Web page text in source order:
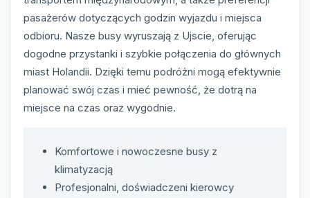
pasażerów dotyczących godzin wyjazdu i miejsca
odbioru. Nasze busy wyruszają z Ujscie, oferując
dogodne przystanki i szybkie połączenia do głównych
miast Holandii. Dzięki temu podróżni mogą efektywnie
planować swój czas i mieć pewność, że dotrą na
miejsce na czas oraz wygodnie.
Komfortowe i nowoczesne busy z
klimatyzacją
Profesjonalni, doświadczeni kierowcy